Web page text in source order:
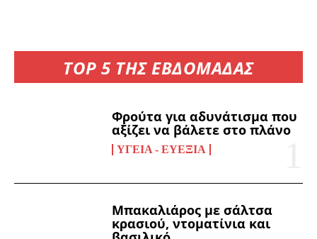
TOP 5 ΤΗΣ ΕΒΔΟΜΑΔΑΣ
Φρούτα για αδυνάτισμα που
αξίζει να βάλετε στο πλάνο
ΥΓΕΊΑ - ΕΥΕΞΊΑ
Μπακαλιάρος με σάλτσα
κρασιού, ντοματίνια και